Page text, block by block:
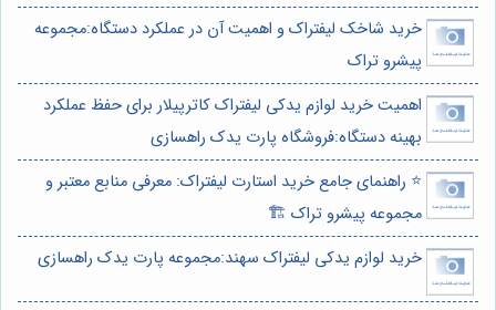
خرید شاخک لیفتراک و اهمیت آن در عملکرد دستگاه:مجموعه
پیشرو تراک
اهمیت خرید لوازم یدکی لیفتراک کاترپیلار برای حفظ عملکرد
بهینه دستگاه:فروشگاه پارت یدک راهسازی
⭐️ راهنمای جامع خرید استارت لیفتراک: معرفی منابع معتبر و
مجموعه پیشرو تراک 🏗️
خرید لوازم یدکی لیفتراک سهند:مجموعه پارت یدک راهسازی